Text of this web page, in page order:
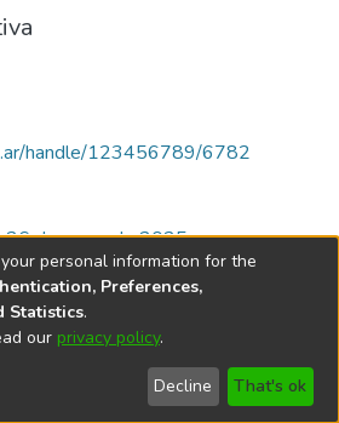
handle/123456789/6782
de mayo de 2025
Nacional de Córdoba
personal information for the
Preferences,
Statistics.
our privacy policy.
Decline That's ok